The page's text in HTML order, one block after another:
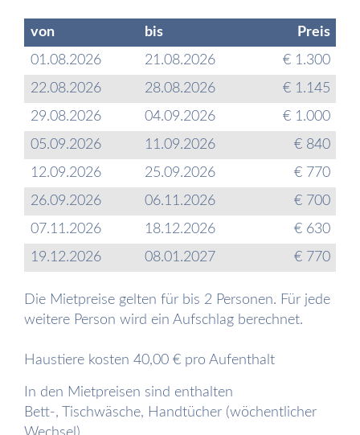
von bis
Preis
01.08.2026
21.08.2026
€ 1.300
22.08.2026
28.08.2026
€ 1.145
29.08.2026
04.09.2026
€ 1.000
05.09.2026
11.09.2026
€ 840
12.09.2026
25.09.2026
€ 770
26.09.2026
06.11.2026
€ 700
07.11.2026
18.12.2026
€ 630
19.12.2026
08.01.2027 € 770
Die Mietpreise gelten für bis 2 Personen. Für jede
weitere Person wird ein Aufschlag berechnet.
Haustiere kosten 40,00 € pro Aufenthalt
In den Mietpreisen sind enthalten
Bett-, Tischwäsche, Handtücher (wöchentlicher